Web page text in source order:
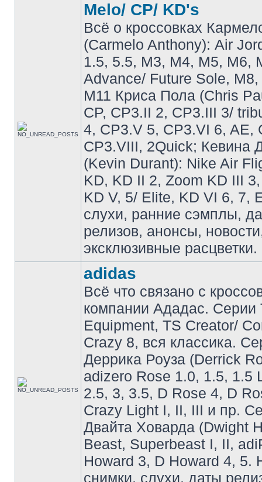
Melo/ CP/ KD's
Всё о кроссовках
(Carmelo Anthony): Air
1.5, 5.5, M3, M4, M5, M6,
Advance/ Future Sole,
M11 Криса Пола (Chris
CP, CP3.II 2, CP3.III 3/
4, CP3.V 5, CP3.VI 6, AE,
CP3.VIII, 2Quick; Кевина
(Kevin Durant): Nike Air
KD, KD II 2, Zoom KD III
KD V, 5/ Elite, KD VI 6, 7,
слухи, ранние сэмплы,
релизов, анонсы,
эксклюзивные расцветки.
adidas
Всё что связано с
компании Ададас. Серии
Equipment, TS Creator/
Crazy 8, вся классика.
Деррика Роуза (Derrick
adizero Rose 1.0, 1.5, 1.5
2.5, 3, 3.5, D Rose 4, D
Crazy Light I, II, III и пр.
Двайта Ховарда (Dwight
Beast, Superbeast I, II,
Howard 3, D Howard 4, 5.
снимки, слухи, даты